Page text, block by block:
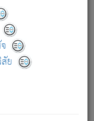
ย
(ที่เขาไม่รู้จัก)
การละขาดซึ่ง
ลุดพ้นจากภพว่า
มณ์ทั้งปวงนั้น